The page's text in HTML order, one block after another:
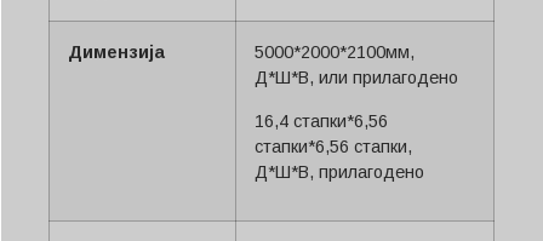
Димензија
5000*2000*2100мм,
Д*Ш*В, или прилагодено
16,4 стапки*6,56
стапки*6,56 стапки,
Д*Ш*В, прилагодено